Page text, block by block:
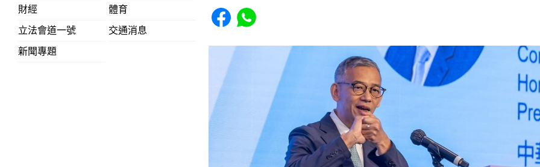
財經
體育
立法會道一號
交通消息
新聞專題
Share to Facebook
Share to WhatsApp